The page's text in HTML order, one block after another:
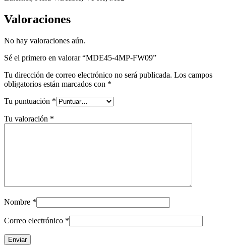
Valoraciones
No hay valoraciones aún.
Sé el primero en valorar “MDE45-4MP-FW09”
Tu dirección de correo electrónico no será publicada. Los campos
obligatorios están marcados con *
Tu puntuación *
Tu valoración *
Nombre *
Correo electrónico *